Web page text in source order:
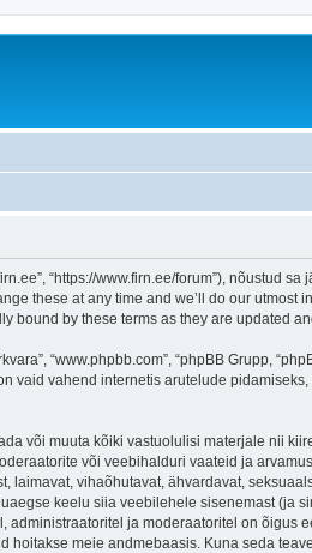
“https://www.firn.ee/forum”), nõustud
these at any time and we’ll do our
bound by these terms as they are updated
“www.phpbb.com”, “phpBB Grupp,
vaid vahend internetis arutelude
või muuta kõiki vastuolulisi materjale nii
või veebihalduri vaateid ja
laimavat, vihaõhutavat, ähvardavat,
keelu siia veebilehele sisenemast (ja
ja moderaatoritel on
meie andmebaasis. Kuna seda